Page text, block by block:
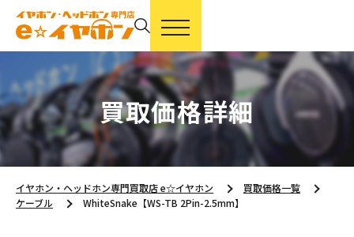
買取価格詳細
イヤホン・ヘッドホン専門買取店 e☆イヤホン
買取価格一覧
ケーブル
WhiteSnake【WS-TB 2Pin-2.5mm】